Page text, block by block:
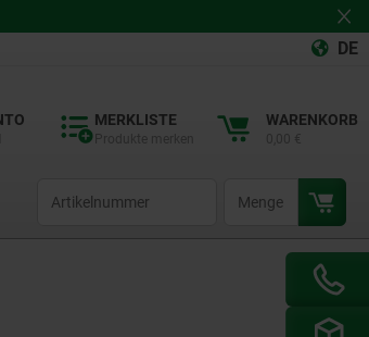
DE
MERKLISTE WARENKORB